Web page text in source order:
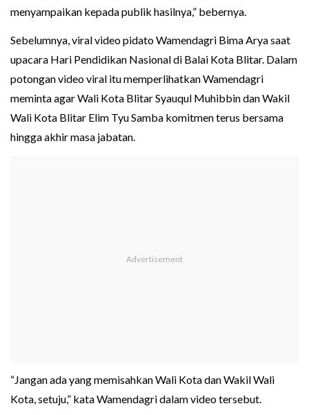
menyampaikan kepada publik hasilnya,” bebernya.
Sebelumnya, viral video pidato Wamendagri Bima Arya saat
upacara Hari Pendidikan Nasional di Balai Kota Blitar. Dalam
potongan video viral itu memperlihatkan Wamendagri
meminta agar Wali Kota Blitar Syauqul Muhibbin dan Wakil
Wali Kota Blitar Elim Tyu Samba komitmen terus bersama
hingga akhir masa jabatan.
“Jangan ada yang memisahkan Wali Kota dan Wakil Wali
Kota, setuju,” kata Wamendagri dalam video tersebut.